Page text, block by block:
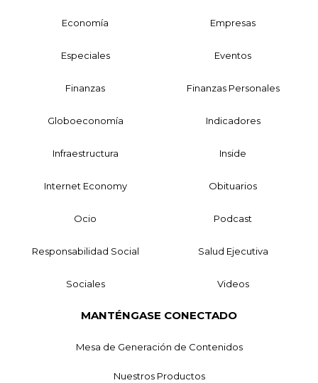
Economía Empresas
Especiales Eventos
Finanzas Finanzas Personales
Globoeconomía Indicadores
Infraestructura Inside
Internet Economy Obituarios
Ocio Podcast
Responsabilidad Social Salud Ejecutiva
Sociales Videos
MANTÉNGASE CONECTADO
Mesa de Generación de Contenidos
Nuestros Productos